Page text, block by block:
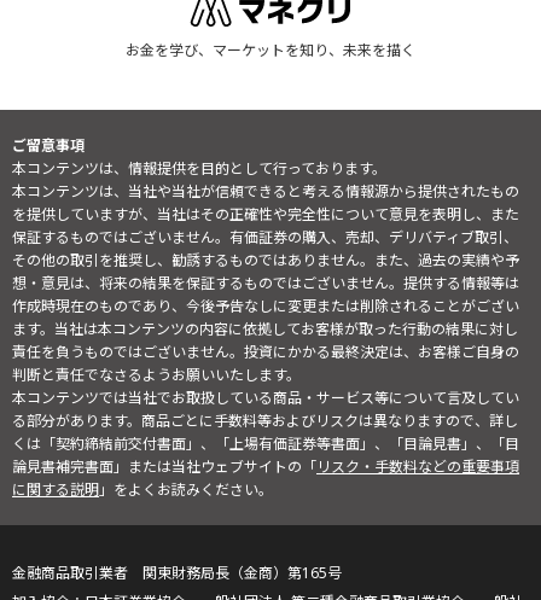
お金を学び、マーケットを知り、未来を描く
ご留意事項
本コンテンツは、情報提供を目的として行っております。
本コンテンツは、当社や当社が信頼できると考える情報源から提供されたもの
を提供していますが、当社はその正確性や完全性について意見を表明し、また
保証するものではございません。有価証券の購入、売却、デリバティブ取引、
その他の取引を推奨し、勧誘するものではありません。また、過去の実績や予
想・意見は、将来の結果を保証するものではございません。提供する情報等は
作成時現在のものであり、今後予告なしに変更または削除されることがござい
ます。当社は本コンテンツの内容に依拠してお客様が取った行動の結果に対し
責任を負うものではございません。投資にかかる最終決定は、お客様ご自身の
判断と責任でなさるようお願いいたします。
本コンテンツでは当社でお取扱している商品・サービス等について言及してい
る部分があります。商品ごとに手数料等およびリスクは異なりますので、詳し
くは「契約締結前交付書面」、「上場有価証券等書面」、「目論見書」、「目
論見書補完書面」または当社ウェブサイトの「リスク・手数料などの重要事項
に関する説明」をよくお読みください。
金融商品取引業者 関東財務局長（金商）第165号